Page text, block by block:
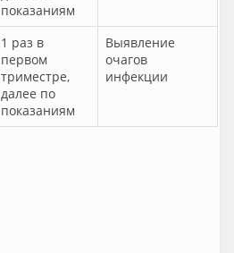
показаниям
1 раз в
первом
триместре,
далее по
показаниям
Выявление
очагов
инфекции